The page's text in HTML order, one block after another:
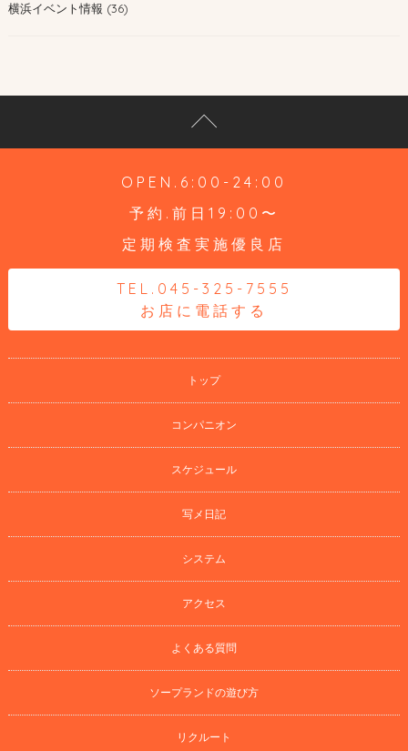
横浜イベント情報 (36)
OPEN.6:00-24:00
予約.前日19:00〜
定期検査実施優良店
TEL.045-325-7555
お店に電話する
トップ
コンパニオン
スケジュール
写メ日記
システム
アクセス
よくある質問
ソープランドの遊び方
リクルート